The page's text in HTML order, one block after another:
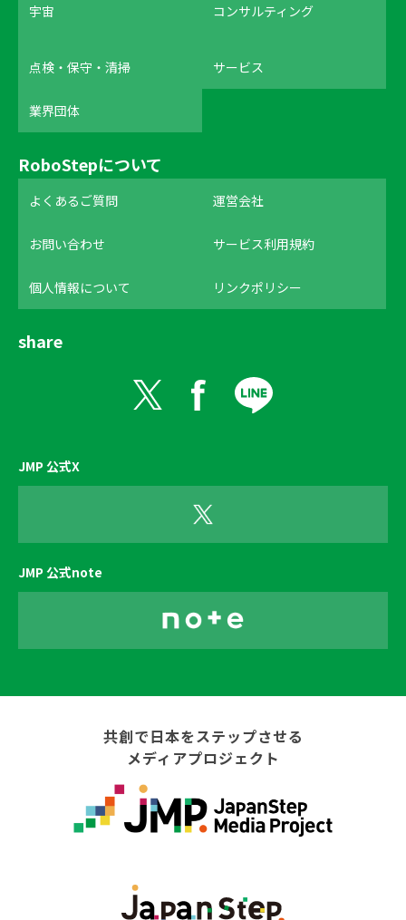
宇宙 コンサルティング
点検・保守・清掃 サービス
業界団体
RoboStepについて
よくあるご質問 運営会社
お問い合わせ サービス利用規約
個人情報について リンクポリシー
share
JMP 公式X
JMP 公式note
共創で日本をステップさせる
メディアプロジェクト